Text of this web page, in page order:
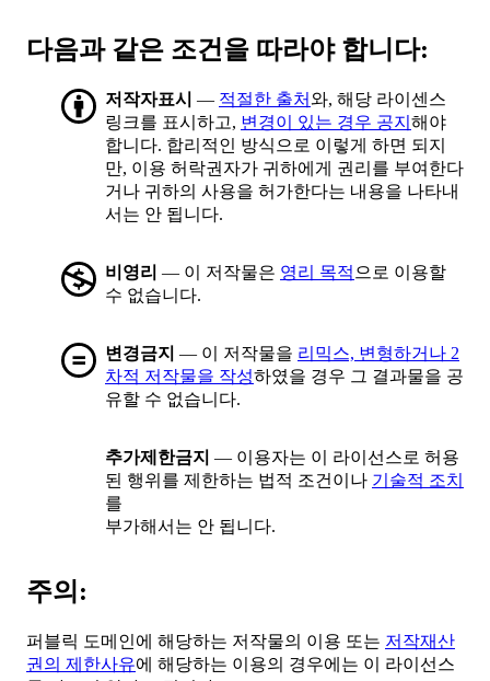
다음과 같은 조건을 따라야 합니다:
저작자표시 — 적절한 출처와, 해당 라이센스
링크를 표시하고, 변경이 있는 경우 공지 해야
합니다. 합리적인 방식으로 이렇게 하면 되지
만, 이용 허락권자가 귀하에게 권리를 부여한다
거나 귀하의 사용을 허가한다는 내용을 나타내
서는 안 됩니다.
비영리 — 이 저작물은 영리 목적 으로 이용할
수 없습니다.
변경금지 — 이 저작물을 리믹스, 변형하거나 2
차적 저작물을 작성하였을 경우 그 결과물을 공
유할 수 없습니다.
추가제한금지 — 이용자는 이 라이선스로 허용
된 행위를 제한하는 법적 조건이나 기술적 조치
를
부가해서는 안 됩니다.
주의:
퍼블릭 도메인에 해당하는 저작물의 이용 또는 저작재산
권의 제한사유에 해당하는 이용의 경우에는 이 라이선스